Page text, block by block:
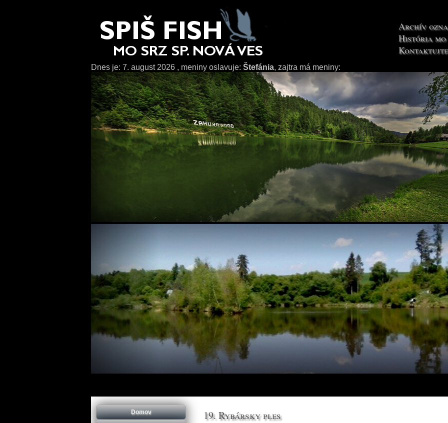
Archív
História
Dnes je: 7. august 2026 , meniny oslavuje: Štefánia, zajtra má meniny:
Domov 19. Rybársky ples